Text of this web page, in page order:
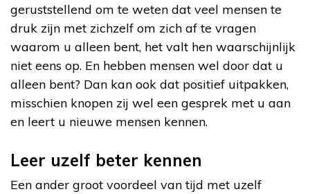
geruststellend om te weten dat veel mensen te
druk zijn met zichzelf om zich af te vragen
waarom u alleen bent, het valt hen waarschijnlijk
niet eens op. En hebben mensen wel door dat u
alleen bent? Dan kan ook dat positief uitpakken,
misschien knopen zij wel een gesprek met u aan
en leert u nieuwe mensen kennen.
Leer uzelf beter kennen
Een ander groot voordeel van tijd met uzelf